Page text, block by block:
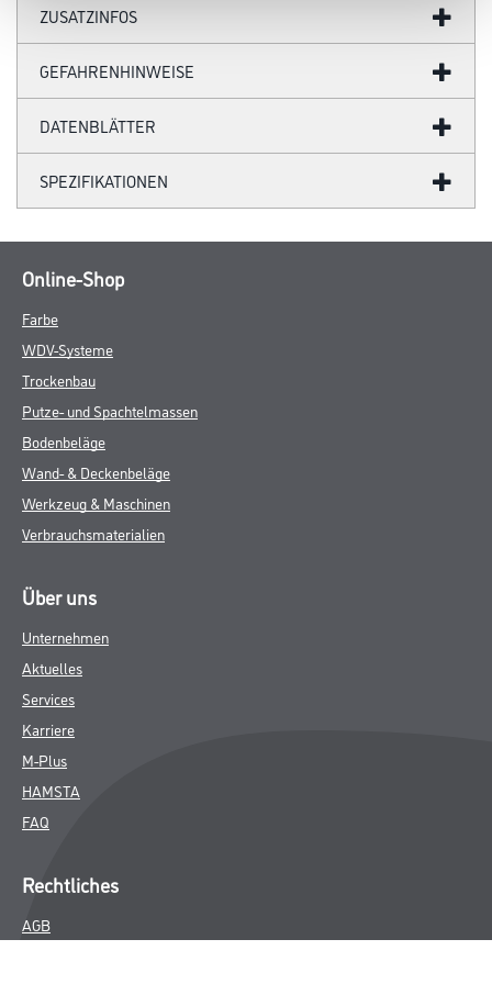
ZUSATZINFOS
GEFAHRENHINWEISE
DATENBLÄTTER
SPEZIFIKATIONEN
Online-Shop
Farbe
WDV-Systeme
Trockenbau
Putze- und Spachtelmassen
Bodenbeläge
Wand- & Deckenbeläge
Werkzeug & Maschinen
Verbrauchsmaterialien
Über uns
Unternehmen
Aktuelles
Services
Karriere
M-Plus
HAMSTA
FAQ
Rechtliches
AGB